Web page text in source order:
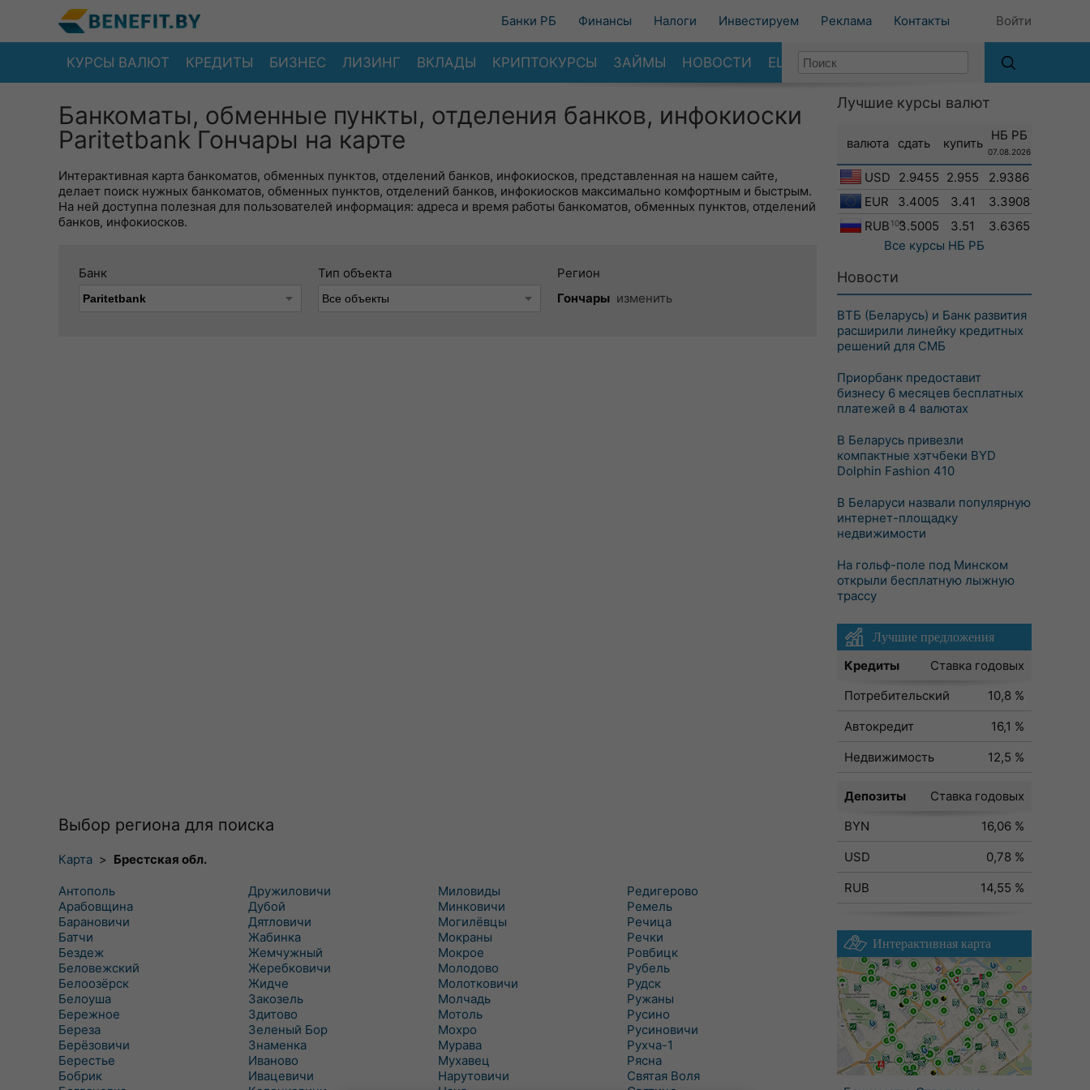
Банки РБ Финансы Налоги Инвестируем Реклама Контакты Войти
КУРСЫ ВАЛЮТ КРЕДИТЫ БИЗНЕС ЛИЗИНГ ВКЛАДЫ КРИПТОКУРСЫ ЗАЙМЫ НОВОСТИ ЕЩЕ
Банкоматы, обменные пункты, отделения банков, инфокиоски
Paritetbank Гончары на карте
Интерактивная карта банкоматов, обменных пунктов, отделений банков, инфокиосков, представленная на нашем сайте,
делает поиск нужных банкоматов, обменных пунктов, отделений банков, инфокиосков максимально комфортным и быстрым.
На ней доступна полезная для пользователей информация: адреса и время работы банкоматов, обменных пунктов, отделений
банков, инфокиосков.
Банк Тип объекта
Регион
Гончары изменить
Выбор региона для поиска
Карта > Брестская обл.
Антополь
Арабовщина
Барановичи
Батчи
Бездеж
Беловежский
Белоозёрск
Белоуша
Бережное
Береза
Берёзовичи
Берестье
Бобрик
Дружиловичи
Дубой
Дятловичи
Жабинка
Жемчужный
Жеребковичи
Жидче
Закозель
Здитово
Зеленый Бор
Знаменка
Иваново
Ивацевичи
Миловиды
Минковичи
Могилёвцы
Мокраны
Мокрое
Молодово
Молотковичи
Молчадь
Мотоль
Мохро
Мурава
Мухавец
Нарутовичи
Редигерово
Ремель
Речица
Речки
Ровбицк
Рубель
Рудск
Ружаны
Русино
Русиновичи
Рухча-1
Рясна
Святая Воля
Лучшие курсы валют
валюта сдать купить
НБ РБ
07.08.2026
USD 2.9455 2.955
2.9386
EUR
3.4005 3.41
3.3908
RUB 1003.5005 3.51
3.6365
Все курсы НБ РБ
Новости
ВТБ (Беларусь) и Банк развития
расширили линейку кредитных
решений для СМБ
Приорбанк предоставит
бизнесу 6 месяцев бесплатных
платежей в 4 валютах
В Беларусь привезли
компактные хэтчбеки BYD
Dolphin Fashion 410
В Беларуси назвали популярную
интернет-площадку
недвижимости
На гольф-поле под Минском
открыли бесплатную лыжную
трассу
Лучшие предложения
Кредиты
Ставка годовых
Потребительский
10,8 %
Автокредит
16,1 %
Недвижимость
12,5 %
Депозиты
Ставка годовых
BYN
16,06 %
USD
0,78 %
RUB
14,55 %
Интерактивная карта